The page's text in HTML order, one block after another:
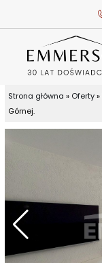
Strona główna » Oferty»
Górnej.